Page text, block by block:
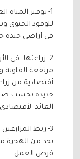
1- توفير
للوقود الحيوى
فى أراضى جيدة
2- زراعتها في
مرتفعة
أقتصادية من
جديدة تحسب ضمن
العائد
3- ربط
يحد من الهجرة
فرص العمل.